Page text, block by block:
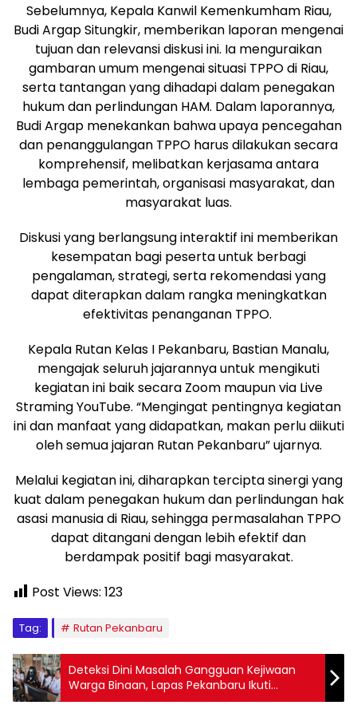
Sebelumnya, Kepala Kanwil Kemenkumham Riau,
Budi Argap Situngkir, memberikan laporan mengenai
tujuan dan relevansi diskusi ini. Ia menguraikan
gambaran umum mengenai situasi TPPO di Riau,
serta tantangan yang dihadapi dalam penegakan
hukum dan perlindungan HAM. Dalam laporannya,
Budi Argap menekankan bahwa upaya pencegahan
dan penanggulangan TPPO harus dilakukan secara
komprehensif, melibatkan kerjasama antara
lembaga pemerintah, organisasi masyarakat, dan
masyarakat luas.
Diskusi yang berlangsung interaktif ini memberikan
kesempatan bagi peserta untuk berbagi
pengalaman, strategi, serta rekomendasi yang
dapat diterapkan dalam rangka meningkatkan
efektivitas penanganan TPPO.
Kepala Rutan Kelas I Pekanbaru, Bastian Manalu,
mengajak seluruh jajarannya untuk mengikuti
kegiatan ini baik secara Zoom maupun via Live
Straming YouTube. “Mengingat pentingnya kegiatan
ini dan manfaat yang didapatkan, makan perlu diikuti
oleh semua jajaran Rutan Pekanbaru” ujarnya.
Melalui kegiatan ini, diharapkan tercipta sinergi yang
kuat dalam penegakan hukum dan perlindungan hak
asasi manusia di Riau, sehingga permasalahan TPPO
dapat ditangani dengan lebih efektif dan
berdampak positif bagi masyarakat.
Post Views: 123
Tag: Rutan Pekanbaru
Deteksi Dini Masalah Gangguan Kejiwaan
Warga Binaan, Lapas Pekanbaru Ikuti
Webinar Penanganan Masalah dan